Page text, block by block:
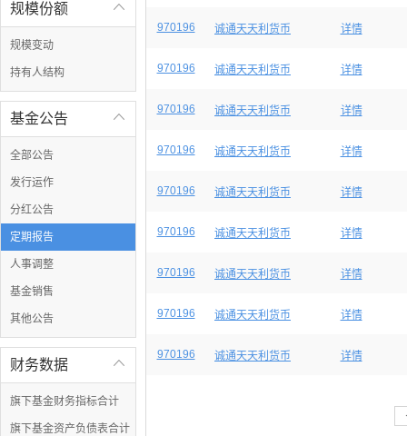

规模份额
规模变动
持有人结构

基金公告
全部公告
发行运作
分红公告
定期报告
人事调整
基金销售
其他公告

财务数据
旗下基金财务指标合计
旗下基金资产负债表合计
970196 诚通天天利货币 详情
970196 诚通天天利货币 详情
970196 诚通天天利货币 详情
970196 诚通天天利货币 详情
970196 诚通天天利货币 详情
970196 诚通天天利货币 详情
970196 诚通天天利货币 详情
970196 诚通天天利货币 详情
970196 诚通天天利货币 详情